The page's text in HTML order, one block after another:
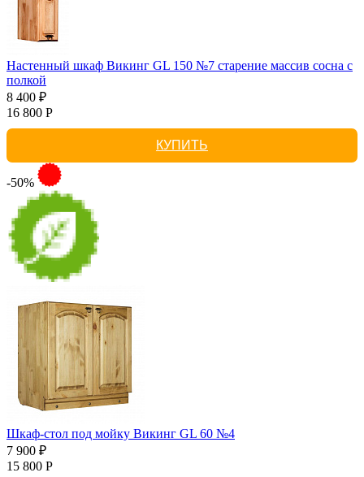
Настенный шкаф Викинг GL 150 №7 старение массив сосна с
полкой
8 400 ₽
16 800 Р
КУПИТЬ
-50%
Шкаф-стол под мойку Викинг GL 60 №4
7 900 ₽
15 800 Р